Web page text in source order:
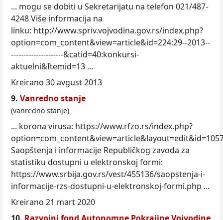
... mogu se dobiti u Sekretarijatu na telefon 021/487-
4248 Više informacija na
linku: http://www.spriv.vojvodina.gov.rs/index.php?
option=com_content&view=article&id=224:29--2013--
---------------------&catid=40:konkursi-
aktuelni&Itemid=13 ...
Kreirano 30 avgust 2013
9. Vanredno stanje
(vanredno stanje)
... korona virusa: https://www.rfzo.rs/index.php?
Saopštenja i informacije Republičkog zavoda za
statistiku dostupni u elektronskoj formi:
https://www.srbija.gov.rs/vest/455136/saopstenja-i-
informacije-rzs-dostupni-u-elektronskoj-formi.php ...
Kreirano 21 mart 2020
10. Razvojni fond Autonomne Pokrajine Vojvodine